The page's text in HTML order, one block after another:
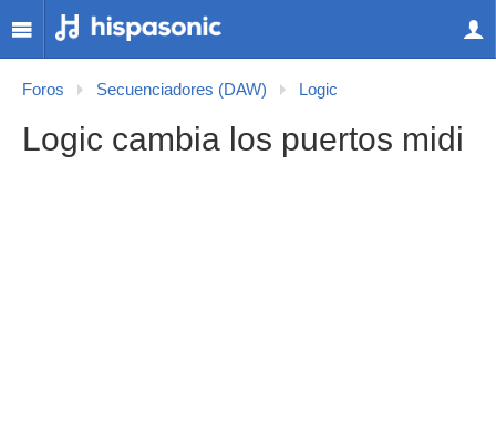
Foros Secuenciadores (DAW) Logic
Logic cambia los puertos midi